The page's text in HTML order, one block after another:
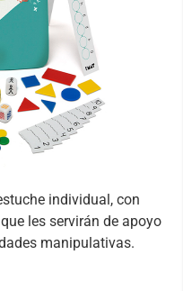
individual, con
les servirán de apoyo
manipulativas.